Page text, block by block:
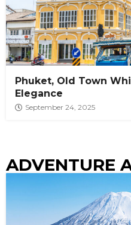
Phuket, Old Town
Elegance
September 24, 2025
ADVENTURE